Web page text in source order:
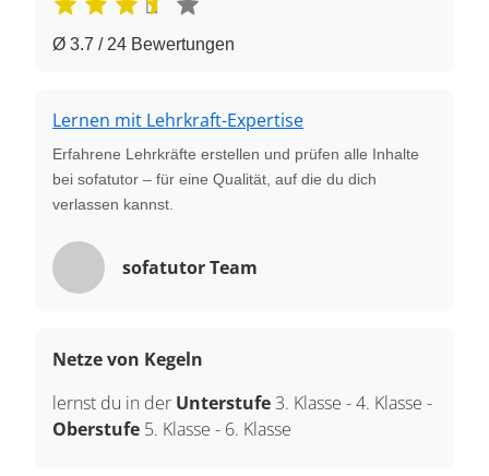
Ø 3.7 / 24 Bewertungen
Lernen mit Lehrkraft-Expertise
Erfahrene Lehrkräfte erstellen und prüfen alle Inhalte
bei sofatutor – für eine Qualität, auf die du dich
verlassen kannst.
sofatutor Team
Netze von Kegeln
lernst du in der Unterstufe 3. Klasse -4. Klasse -
Oberstufe 5. Klasse - 6. Klasse